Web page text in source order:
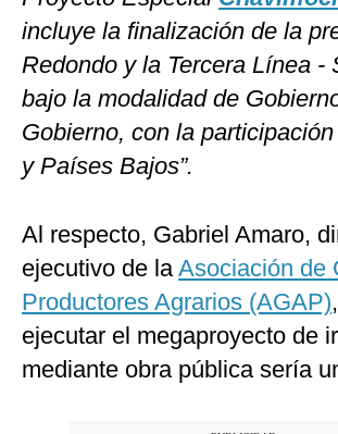
incluye la finalización de la
Redondo y la Tercera Línea -
bajo la modalidad de
Gobierno, con la
y Países Bajos”.
Al respecto, Gabriel Amaro,
ejecutivo de laAsociación de
Productores Agrarios (AGAP)
ejecutar el megaproyecto de
mediante obra pública sería